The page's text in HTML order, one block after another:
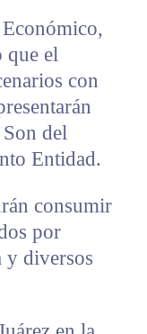
el
con
del
Entidad.
consumir
por
y diversos